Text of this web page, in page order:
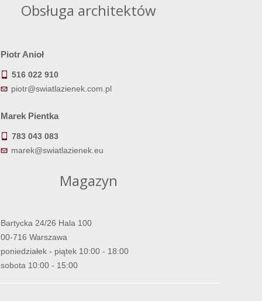
Obsługa architektów
Piotr Anioł
516 022 910
piotr@swiatlazienek.com.pl
Marek Pientka
783 043 083
marek@swiatlazienek.eu
Magazyn
Bartycka 24/26 Hala 100
00-716 Warszawa
poniedziałek - piątek 10:00 - 18:00
sobota 10:00 - 15:00